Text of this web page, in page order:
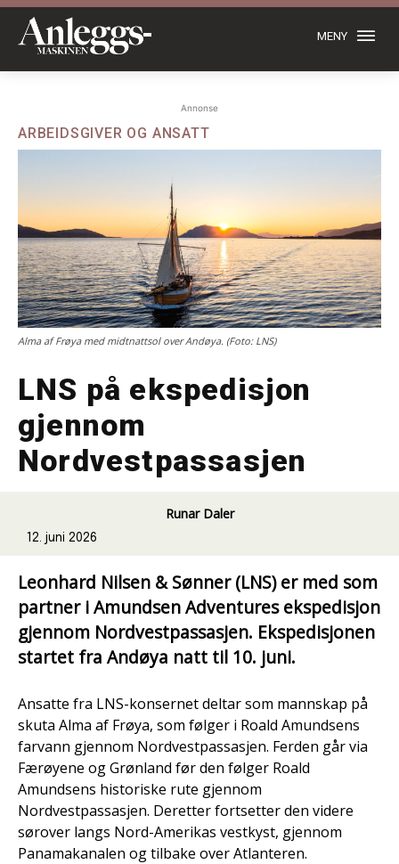
MENY
Annonse
ARBEIDSGIVER OG ANSATT
Alma af Frøya med midtnattsol over Andøya. (Foto: LNS)
LNS på ekspedisjon
gjennom
Nordvestpassasjen
Runar Daler
12. juni 2026
Leonhard Nilsen & Sønner (LNS) er med som
partner i Amundsen Adventures ekspedisjon
gjennom Nordvestpassasjen. Ekspedisjonen
startet fra Andøya natt til 10. juni.
Ansatte fra LNS-konsernet deltar som mannskap på
skuta Alma af Frøya, som følger i Roald Amundsens
farvann gjennom Nordvestpassasjen. Ferden går via
Færøyene og Grønland før den følger Roald
Amundsens historiske rute gjennom
Nordvestpassasjen. Deretter fortsetter den videre
sørover langs Nord-Amerikas vestkyst, gjennom
Panamakanalen og tilbake over Atlanteren.